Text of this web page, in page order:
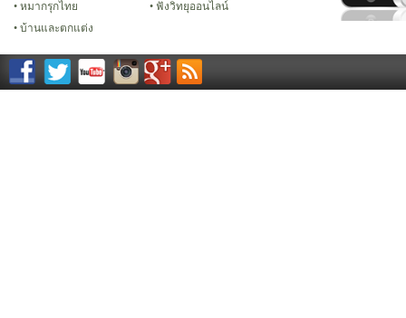
หมากรุกไทย
ฟังวิทยุออนไลน์
บ้านและตกแต่ง